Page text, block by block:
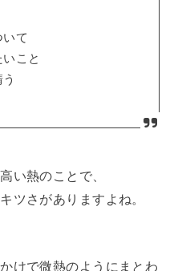
て
こと
い熱のことで、
ツさがありますよね。
けで微熱のようにまとわ